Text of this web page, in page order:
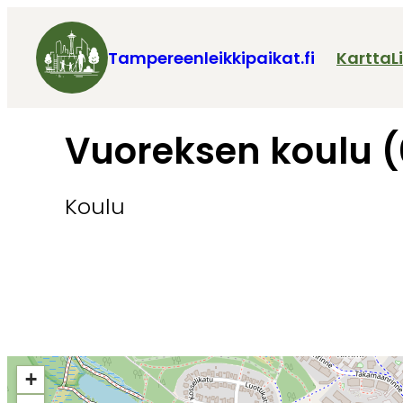
Tampereenleikkipaikat.fi Kartta
Vuoreksen koulu
Koulu
+